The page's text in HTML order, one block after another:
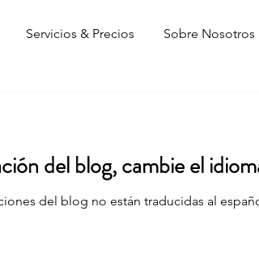
Servicios & Precios Sobre Nosotros
del blog, cambie el
del blog no están traducidas al